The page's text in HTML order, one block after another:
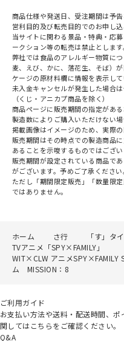
商品仕様や発送日、受注期間は予
営利目的及び転売目的でのお申し
当サイトに関わる景品・特典・応
ークション等の転売は禁止とします
弊社では食品のアレルギー物質に
麦、えび、かに、落花生、そば）
ケージの原材料欄に情報を表示して
未入金キャンセルが発生した場合
（くじ・アニカプ商品を除く）
商品ページに販売期間の指定があ
製造数によりご購入いただけない場
掲載画像はイメージのため、実際
販売期間はその時点での製造商品
あることを示唆するものではござい
販売期間が設定されている商品で
がございます。予めご了承ください
ただし「期間限定販売」「数量限
ではありません。
ホーム さ行
「す」タ
TVアニメ「SPY×FAMILY」
WIT×CLW アニメSPY×FAMILY
ム MISSION：8
ご利用ガイド
お支払い方法や送料・配送時間、
関してはこちらをご確認ください。
Q&A